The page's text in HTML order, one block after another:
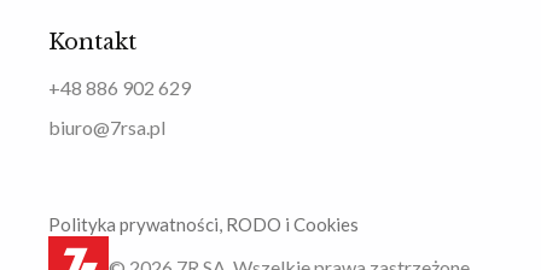
Kontakt
+48 886 902 629
biuro@7rsa.pl
Polityka prywatności, RODO i Cookies